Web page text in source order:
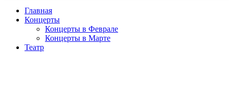
Главная
Концерты
Концерты в Феврале
Концерты в Марте
Театр